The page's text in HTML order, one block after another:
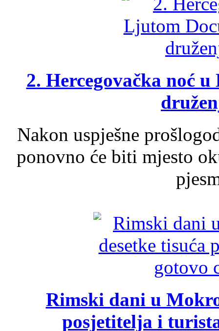
2. Hercegovačka noć
Nakon uspješne
ponovno će biti mjesto
Rimski dani u
posjetitelja i